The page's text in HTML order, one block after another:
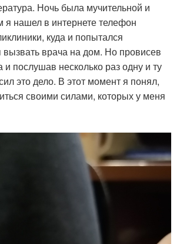
Ночь была мучительной и
я нашел в интернете телефон
куда и попытался
вызвать врача на дом. Но провисев
и послушав несколько раз одну и ту
это дело. В этот момент я понял,
своими силами, которых у меня